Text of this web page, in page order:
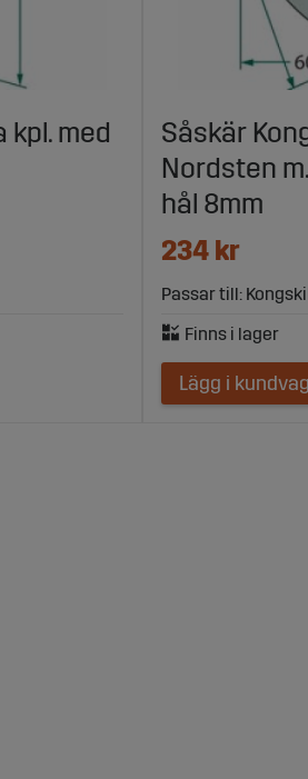
kpl. med
Såskär
Nordsten
hål 8mm
234 kr
Passar till:
Lägg i